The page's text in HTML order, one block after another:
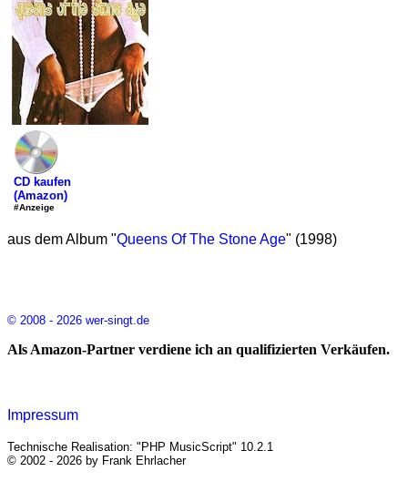
CD kaufen
(Amazon)
#Anzeige
aus dem Album "Queens Of The Stone Age" (1998)
© 2008 - 2026 wer-singt.de
Als Amazon-Partner verdiene ich an qualifizierten Verkäufen.
Impressum
Technische Realisation: "PHP MusicScript" 10.2.1
© 2002 - 2026 by Frank Ehrlacher